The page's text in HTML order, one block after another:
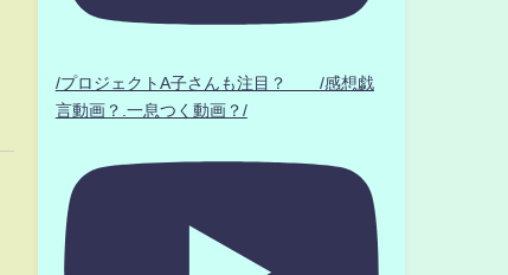
/プロジェクトA子さんも注目？ /感想戯
言動画？.一息つく動画？/